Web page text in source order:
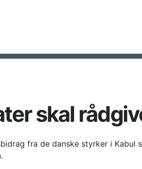
skal
fra de danske styrker i Kabul